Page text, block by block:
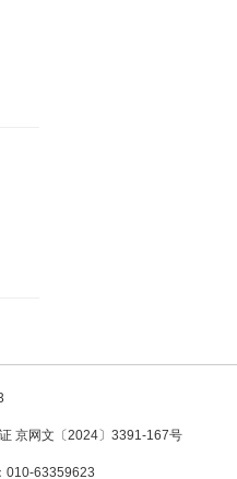
京网文〔2024〕3391-167号
010-63359623